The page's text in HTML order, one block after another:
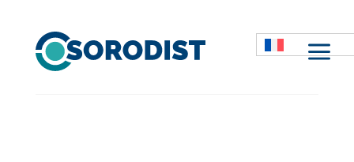
M